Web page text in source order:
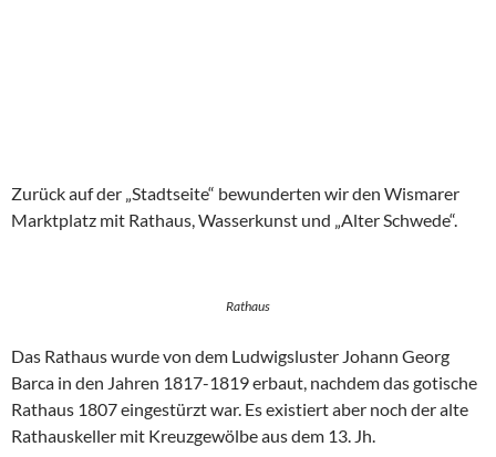
Zurück auf der „Stadtseite“ bewunderten wir den Wismarer
Marktplatz mit Rathaus, Wasserkunst und „Alter Schwede“.
Rathaus
Das Rathaus wurde von dem Ludwigsluster Johann Georg
Barca in den Jahren 1817-1819 erbaut, nachdem das gotische
Rathaus 1807 eingestürzt war. Es existiert aber noch der alte
Rathauskeller mit Kreuzgewölbe aus dem 13. Jh.